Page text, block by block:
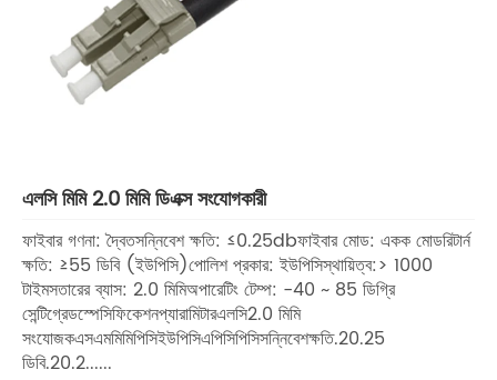
এলসি মিমি 2.0 মিমি ডিএক্স সংযোগকারী
ফাইবার গণনা: দ্বৈতসন্নিবেশ ক্ষতি: ≤0.25dbফাইবার মোড: একক মোডরিটার্ন
ক্ষতি: ≥55 ডিবি (ইউপিসি)পোলিশ প্রকার: ইউপিসিস্থায়িত্ব:> 1000
টাইমসতারের ব্যাস: 2.0 মিমিঅপারেটিং টেম্প: -40 ~ 85 ডিগ্রি
সেন্টিগ্রেডস্পেসিফিকেশনপ্যারামিটারএলসি2.0 মিমি
সংযোজকএসএমমিমিপিসিইউপিসিএপিসিপিসিসন্নিবেশক্ষতি.20.25
ডিবি.20.2......